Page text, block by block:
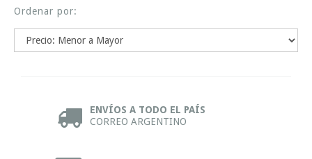
Ordenar por:
ENVÍOS A TODO EL PAÍS
CORREO ARGENTINO